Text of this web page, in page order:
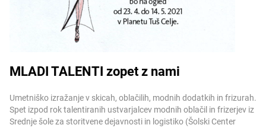
MLADI TALENTI zopet z nami
Umetniško izražanje v skicah, oblačilih, modnih dodatkih in frizurah.
Spet izpod rok talentiranih ustvarjalcev modnih oblačil in frizerjev iz
Srednje šole za storitvene dejavnosti in logistiko (Šolski Center